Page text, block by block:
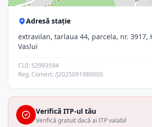
Adresă stație
extravilan, tarlaua 44, parcela, nr. 3917,
Vaslui
CUI: 52993594
Reg. Comerț: /J2025091980000
Verifică ITP-ul tău
Verifică gratuit dacă ai ITP valabil